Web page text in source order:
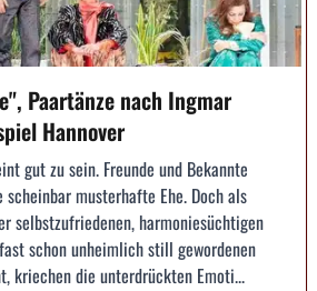
Paartänze nach Ingmar
Hannover
gut zu sein. Freunde und Bekannte
scheinbar musterhafte Ehe. Doch als
selbstzufriedenen, harmoniesüchtigen
schon unheimlich still gewordenen
kriechen die unterdrückten Emoti...